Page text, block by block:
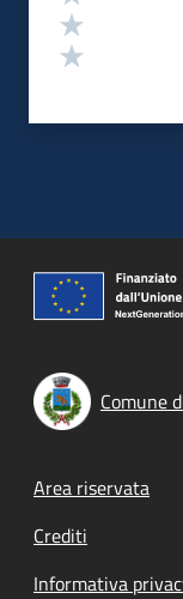
Comune
Footer
Area riservata
Crediti
Informativa